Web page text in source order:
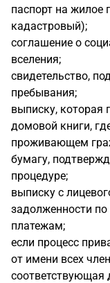
паспорт на жилое
кадастровый);
соглашение о
вселения;
свидетельство,
пребывания;
выписку, которая
домовой книги,
проживающем
бумагу,
процедуре;
выписку с
задолженности
платежам;
если процесс
от имени всех
соответствующая